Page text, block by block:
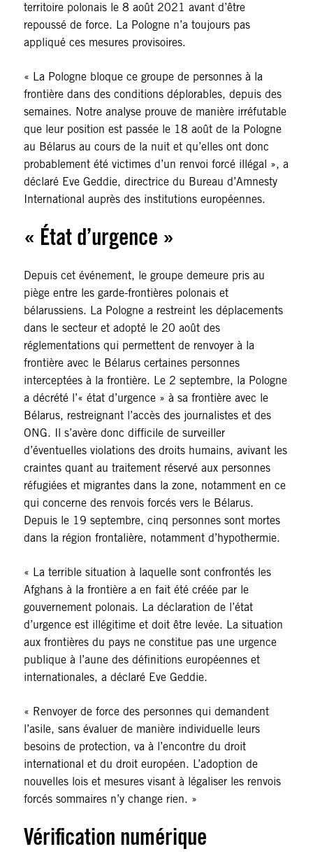
territoire polonais le 8 août 2021 avant d’être
repoussé de force. La Pologne n’a toujours pas
appliqué ces mesures provisoires.
« La Pologne bloque ce groupe de personnes à la
frontière dans des conditions déplorables, depuis des
semaines. Notre analyse prouve de manière irréfutable
que leur position est passée le 18 août de la Pologne
au Bélarus au cours de la nuit et qu’elles ont donc
probablement été victimes d’un renvoi forcé illégal », a
déclaré Eve Geddie, directrice du Bureau d’Amnesty
International auprès des institutions européennes.
« État d’urgence »
Depuis cet événement, le groupe demeure pris au
piège entre les garde-frontières polonais et
bélarussiens. La Pologne a restreint les déplacements
dans le secteur et adopté le 20 août des
réglementations qui permettent de renvoyer à la
frontière avec le Bélarus certaines personnes
interceptées à la frontière. Le 2 septembre, la Pologne
a décrété l’« état d’urgence » à sa frontière avec le
Bélarus, restreignant l’accès des journalistes et des
ONG. Il s’avère donc difficile de surveiller
d’éventuelles violations des droits humains, avivant les
craintes quant au traitement réservé aux personnes
réfugiées et migrantes dans la zone, notamment en ce
qui concerne des renvois forcés vers le Bélarus.
Depuis le 19 septembre, cinq personnes sont mortes
dans la région frontalière, notamment d’hypothermie.
« La terrible situation à laquelle sont confrontés les
Afghans à la frontière a en fait été créée par le
gouvernement polonais. La déclaration de l’état
d’urgence est illégitime et doit être levée. La situation
aux frontières du pays ne constitue pas une urgence
publique à l’aune des définitions européennes et
internationales, a déclaré Eve Geddie.
« Renvoyer de force des personnes qui demandent
l’asile, sans évaluer de manière individuelle leurs
besoins de protection, va à l’encontre du droit
international et du droit européen. L’adoption de
nouvelles lois et mesures visant à légaliser les renvois
forcés sommaires n’y change rien. »
Vérification numérique